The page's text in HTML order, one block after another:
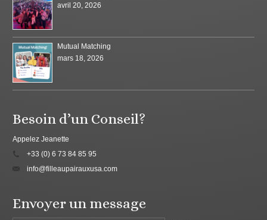
avril 20, 2026
Mutual Matching
mars 18, 2026
Besoin d’un Conseil?
Appelez Jeanette
+33 (0) 6 73 84 85 95
info@filleaupairauxusa.com
Envoyer un message